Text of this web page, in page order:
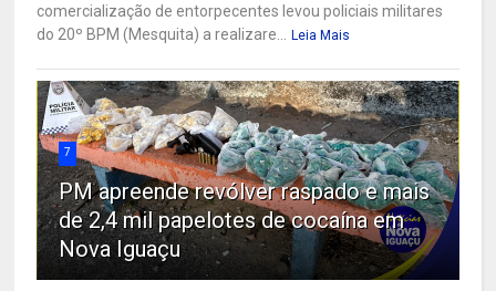
comercialização de entorpecentes levou policiais militares
do 20º BPM (Mesquita) a realizare...
Leia Mais
7
PM apreende revólver raspado e mais
de 2,4 mil papelotes de cocaína em
Nova Iguaçu